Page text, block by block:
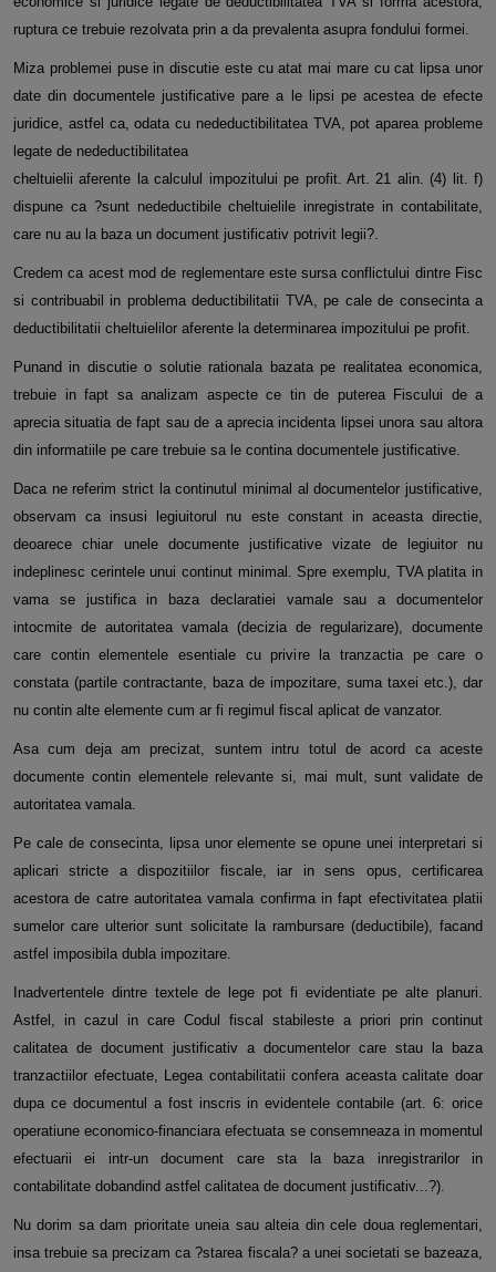
ruptura ce trebuie rezolvata prin a da prevalenta asupra fondului formei.
Miza problemei puse in discutie este cu atat mai mare cu cat lipsa unor
date din documentele justificative pare a le lipsi pe acestea de efecte
juridice, astfel ca, odata cu nedeductibilitatea TVA, pot aparea probleme
legate de nedeductibilitatea
cheltuielii aferente la calculul impozitului pe profit. Art. 21 alin. (4) lit. f)
dispune ca ?sunt nedeductibile cheltuielile inregistrate in contabilitate,
care nu au la baza un document justificativ potrivit legii?.
Credem ca acest mod de reglementare este sursa conflictului dintre Fisc
si contribuabil in problema deductibilitatii TVA, pe cale de consecinta a
deductibilitatii cheltuielilor aferente la determinarea impozitului pe profit.
Punand in discutie o solutie rationala bazata pe realitatea economica,
trebuie in fapt sa analizam aspecte ce tin de puterea Fiscului de a
aprecia situatia de fapt sau de a aprecia incidenta lipsei unora sau altora
din informatiile pe care trebuie sa le contina documentele justificative.
Daca ne referim strict la continutul minimal al documentelor justificative,
observam ca insusi legiuitorul nu este constant in aceasta directie,
deoarece chiar unele documente justificative vizate de legiuitor nu
indeplinesc cerintele unui continut minimal. Spre exemplu, TVA platita in
vama se justifica in baza declaratiei vamale sau a documentelor
intocmite de autoritatea vamala (decizia de regularizare), documente
care contin elementele esentiale cu privire la tranzactia pe care o
constata (partile contractante, baza de impozitare, suma taxei etc.), dar
nu contin alte elemente cum ar fi regimul fiscal aplicat de vanzator.
Asa cum deja am precizat, suntem intru totul de acord ca aceste
documente contin elementele relevante si, mai mult, sunt validate de
autoritatea vamala.
Pe cale de consecinta, lipsa unor elemente se opune unei interpretari si
aplicari stricte a dispozitiilor fiscale, iar in sens opus, certificarea
acestora de catre autoritatea vamala confirma in fapt efectivitatea platii
sumelor care ulterior sunt solicitate la rambursare (deductibile), facand
astfel imposibila dubla impozitare.
Inadvertentele dintre textele de lege pot fi evidentiate pe alte planuri.
Astfel, in cazul in care Codul fiscal stabileste a priori prin continut
calitatea de document justificativ a documentelor care stau la baza
tranzactiilor efectuate, Legea contabilitatii confera aceasta calitate doar
dupa ce documentul a fost inscris in evidentele contabile (art. 6: orice
operatiune economico-financiara efectuata se consemneaza in momentul
efectuarii ei intr-un document care sta la baza inregistrarilor in
contabilitate dobandind astfel calitatea de document justificativ...?).
Nu dorim sa dam prioritate uneia sau alteia din cele doua reglementari,
insa trebuie sa precizam ca ?starea fiscala? a unei societati se bazeaza,